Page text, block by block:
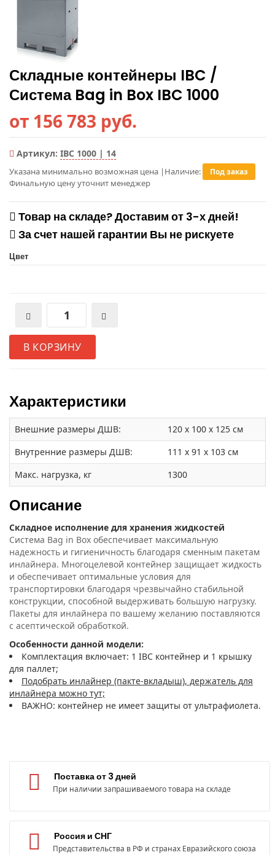
Складные контейнеры IBC /
Система Bag in Box IBC 1000
от 156 783 руб.
Артикул: IBC 1000 | 14
Указана минимально возможная цена |
Финальную цену уточнит менеджер
Наличие: Под заказ
Товар на складе? Доставим от 3-х дней!
За счет нашей гарантии Вы не рискуете
Цвет
В КОРЗИНУ
Характеристики
Внешние размеры ДШВ:
120 x 100 x 125 см
Внутренние размеры ДШВ:
111 x 91 x 103 см
Макс. нагрузка, кг
1300
Описание
Складное исполнение для хранения жидкостей
Система Bag in Box обеспечивает максимальную
надежность и гигиеничность благодаря сменным пакетам
инлайнера. Многоцелевой контейнер защищает жидкость
и обеспечивает оптимальные условия для
транспортировки благодаря чрезвычайно стабильной
конструкции, способной выдерживать большую нагрузку.
Пакеты для инлайнера по вашему желанию поставляются
с асептической обработкой.
Особенности данной модели:
Комплектация включает: 1 IBC контейнер и 1 крышку
для паллет;
Подобрать инлайнер (пакте-вкладыш), держатель для
инлайнера можно тут;
ВАЖНО: контейнер не имеет защиты от ультрафиолета.
Поставка от 3 дней
При наличии запрашиваемого товара на складе
Россия и СНГ
Представительства в РФ и странах Евразийского союза